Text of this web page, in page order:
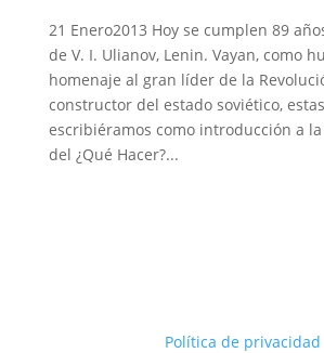
21 Enero2013 Hoy se cumplen 89
de V. I. Ulianov, Lenin. Vayan, como
homenaje al gran líder de la
constructor del estado soviético,
escribiéramos como introducción a
del ¿Qué Hacer?...
Política de privacidad